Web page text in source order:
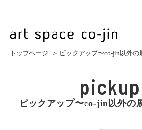
トップページ ＞ ピックアップ〜co-jin以外の
pickup
ピックアップ〜co-jin以外の